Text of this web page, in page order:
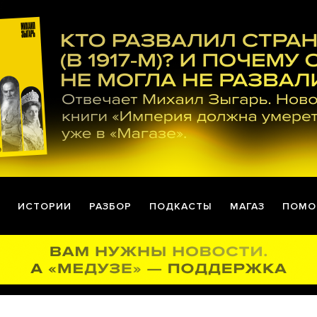
ИСТОРИИ РАЗБОР ПОДКАСТЫ МАГАЗ